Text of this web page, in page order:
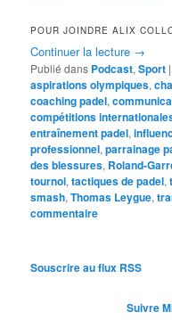
POUR JOINDRE ALIX
Continuer la lecture →
Publié dans Podcast,Sport |
aspirations olympiques,
coaching padel,
compétitions
entraînement padel,
professionnel,parrainage
des blessures, Roland-
tournoi,tactiques de padel,
smash,Thomas Leygue,
commentaire
Souscrire au flux RSS
Suivre